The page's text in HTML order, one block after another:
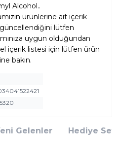
Alcohol..
ürünlerine ait içerik
lütfen
uygun olduğundan
içerik listesi için lütfen ürün
bakın.
Gelenler Hediye